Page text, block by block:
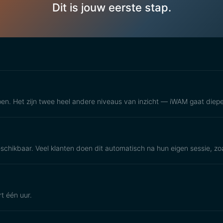
Dit is jouw eerste stap.
Het zijn twee heel andere niveaus van inzicht — iWAM gaat
Veel klanten doen dit automatisch na hun eigen sessie,
één uur.